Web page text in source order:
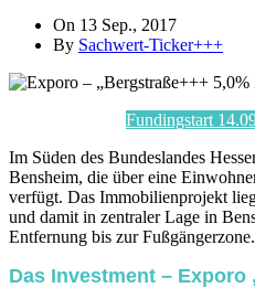
On 13 Sep., 2017
By Sachwert-Ticker+++
Fundingstart
Im Süden des Bundeslandes
Bensheim, die über eine
verfügt. Das Immobilienprojekt
und damit in zentraler Lage in
Entfernung bis zur Fußgängerzone.
Das Investment – Exporo